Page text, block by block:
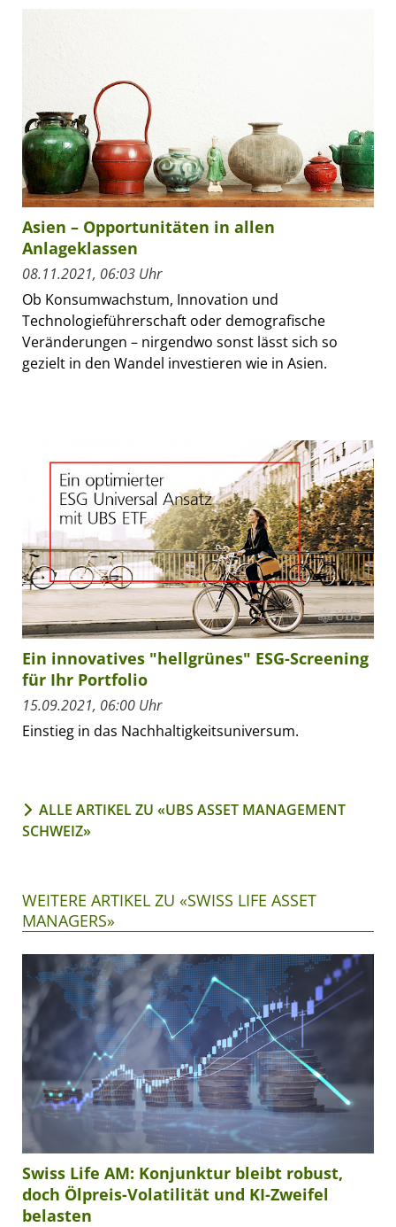
Asien – Opportunitäten in allen
Anlageklassen
08.11.2021, 06:03 Uhr
Ob Konsumwachstum, Innovation und
Technologieführerschaft oder demografische
Veränderungen – nirgendwo sonst lässt sich so
gezielt in den Wandel investieren wie in Asien.
Ein innovatives "hellgrünes" ESG-Screening
für Ihr Portfolio
15.09.2021, 06:00 Uhr
Einstieg in das Nachhaltigkeitsuniversum.
ALLE ARTIKEL ZU «UBS ASSET MANAGEMENT
SCHWEIZ»
WEITERE ARTIKEL ZU «SWISS LIFE ASSET
MANAGERS»
Swiss Life AM: Konjunktur bleibt robust,
doch Ölpreis-Volatilität und KI-Zweifel
belasten